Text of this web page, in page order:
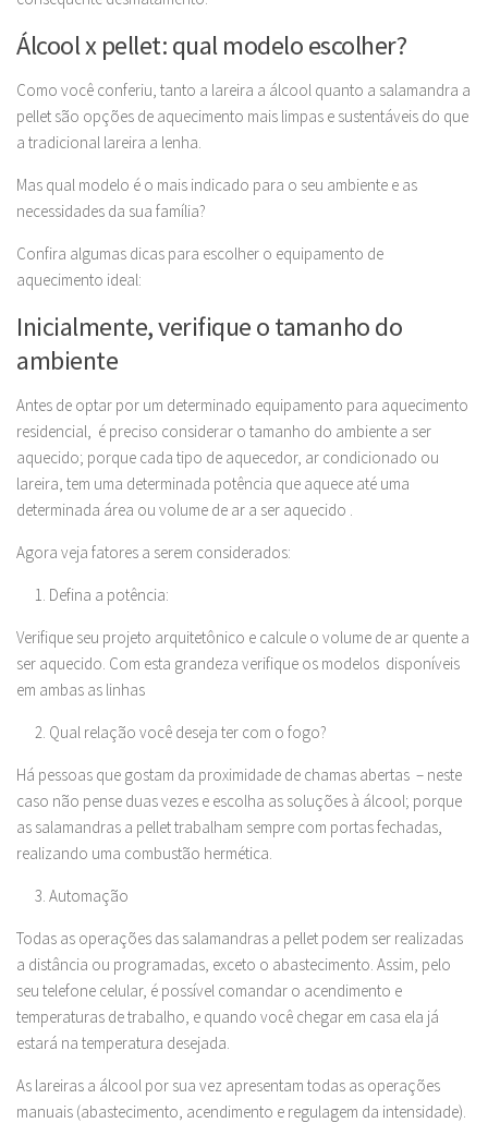
Álcool x pellet: qual modelo escolher?
Como você conferiu, tanto a lareira a álcool quanto a salamandra a
pellet são opções de aquecimento mais limpas e sustentáveis do que
a tradicional lareira a lenha.
Mas qual modelo é o mais indicado para o seu ambiente e as
necessidades da sua família?
Confira algumas dicas para escolher o equipamento de
aquecimento ideal:
Inicialmente, verifique o tamanho do
ambiente
Antes de optar por um determinado equipamento para aquecimento
residencial, é preciso considerar o tamanho do ambiente a ser
aquecido; porque cada tipo de aquecedor, ar condicionado ou
lareira, tem uma determinada potência que aquece até uma
determinada área ou volume de ar a ser aquecido .
Agora veja fatores a serem considerados:
Defina a potência:
Verifique seu projeto arquitetônico e calcule o volume de ar quente a
ser aquecido. Com esta grandeza verifique os modelos disponíveis
em ambas as linhas
Qual relação você deseja ter com o fogo?
Há pessoas que gostam da proximidade de chamas abertas – neste
caso não pense duas vezes e escolha as soluções à álcool; porque
as salamandras a pellet trabalham sempre com portas fechadas,
realizando uma combustão hermética.
Automação
Todas as operações das salamandras a pellet podem ser realizadas
a distância ou programadas, exceto o abastecimento. Assim, pelo
seu telefone celular, é possível comandar o acendimento e
temperaturas de trabalho, e quando você chegar em casa ela já
estará na temperatura desejada.
As lareiras a álcool por sua vez apresentam todas as operações
manuais (abastecimento, acendimento e regulagem da intensidade).